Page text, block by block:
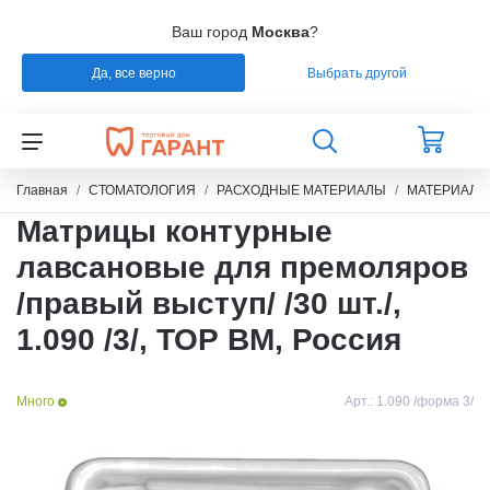
Ваш город Москва?
Да, все верно Выбрать другой
Назад
СТОМАТОЛОГИЯ
Назад
РАСХОДНЫЕ МАТЕРИАЛЫ
ЭНДОДОНТИЧЕСКОЕ ЛЕЧЕНИЕ
ШТИФТЫ СТЕКЛОВОЛОКНО / БЕЗЗОЛЬНЫЕ /
ТИТАН
УПАКОВКА ДЛЯ СТЕРИЛИЗАЦИИ
ПРОВОЛОКА, ГИЛЬЗЫ, ШИНЫ, КЛАММЕРА
ОБОРУДОВАНИЕ
Назад
ЗУБОТЕХНИЧЕСКАЯ ЛАБОРАТОРИЯ
Назад
РАСХОДНЫЕ МАТЕРИАЛЫ
СИЛИКОНЫ
МАТЕРИАЛЫ И ИНСТРУМЕНТЫ ДЛЯ
ПОЛИРОВАНИЯ
ПРИСПОСОБЛЕНИЯ ДЛЯ ИЗГОТОВЛЕНИЯ
Главная СТОМАТОЛОГИЯ РАСХОДНЫЕ МАТЕРИАЛЫ
Матрицы контурные
лавсановые для премоляров
/правый выступ/ /30 шт./,
1.090 /3/, ТОР ВМ, Россия
Много Арт.: 1.090 /форма 3/